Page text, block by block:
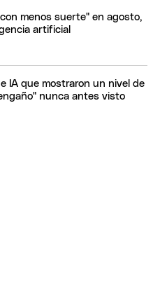
menos suerte" en agosto,
artificial
IA que mostraron un nivel de
nunca antes visto